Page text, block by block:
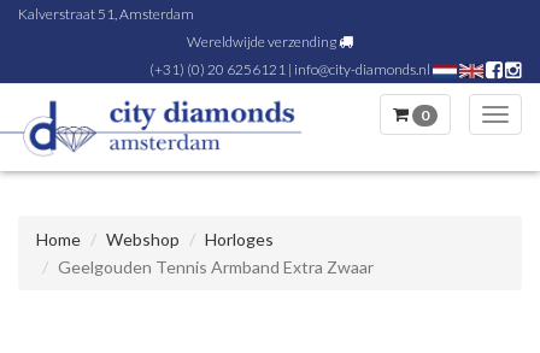
Kalverstraat 51, Amsterdam
Wereldwijde verzending
(+31) (0) 20 6256121 | info@city-diamonds.nl
0
Home Webshop
Horloges
Geelgouden Tennis Armband Extra Zwaar